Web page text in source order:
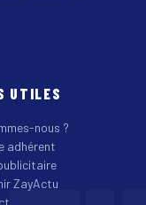
UTILES
nous ?
adhérent
ZayActu